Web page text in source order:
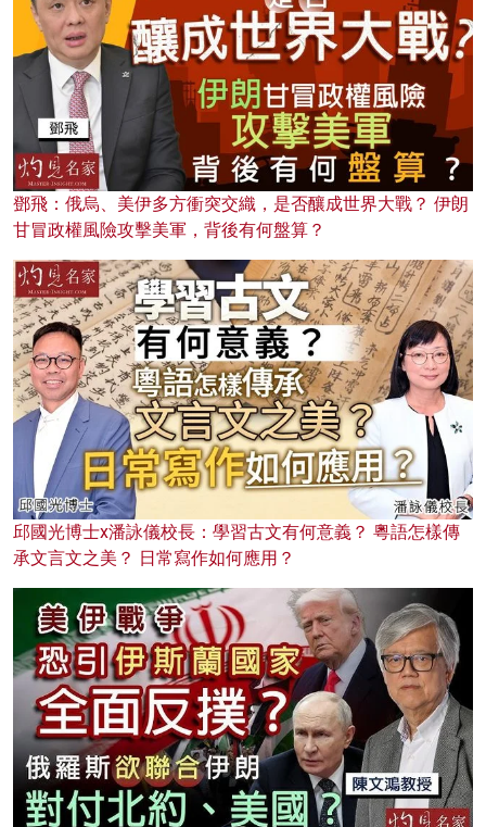
鄧飛：俄烏、美伊多方衝突交織，是否釀成世界大戰？ 伊朗
甘冒政權風險攻擊美軍，背後有何盤算？
邱國光博士x潘詠儀校長：學習古文有何意義？ 粵語怎樣傳
承文言文之美？ 日常寫作如何應用？